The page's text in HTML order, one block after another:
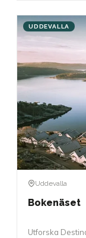
UDDEVALLA
Uddevalla
Bokenäset
Utforska